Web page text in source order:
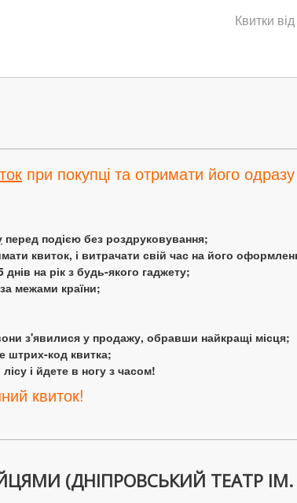
Квитки від
при покупці та отримати його
перед подією без роздруковування;
квиток, і витрачати свій час на його
на рік з будь-якого гаджету;
межами країни;
з'явилися у продажу, обравши найкращі місця;
штрих-код квитка;
і йдете в ногу з часом!
квиток!
(ДНІПРОВСЬКИЙ ТЕАТР